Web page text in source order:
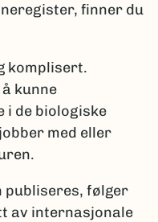
finner du
komplisert.
kunne
i de biologiske
med eller
publiseres, følger
av internasjonale